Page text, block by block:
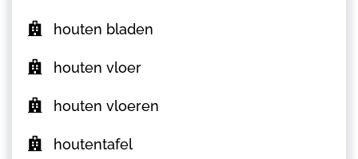
houten bladen
houten vloer
houten vloeren
houtentafel